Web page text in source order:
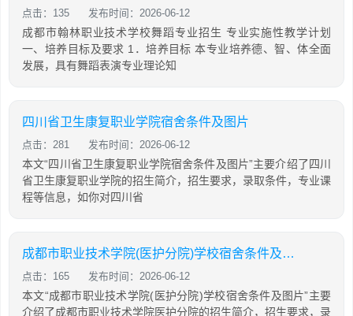
点击：135 发布时间：2026-06-12
成都市翰林职业技术学校舞蹈专业招生 专业实施性教学计划
一、培养目标及要求 1．培养目标 本专业培养德、智、体全面
发展，具有舞蹈表演专业理论知
四川省卫生康复职业学院宿舍条件及图片
点击：281 发布时间：2026-06-12
本文“四川省卫生康复职业学院宿舍条件及图片”主要介绍了四川
省卫生康复职业学院的招生简介，招生要求，录取条件，专业课
程等信息，如你对四川省
成都市职业技术学院(医护分院)学校宿舍条件及图片
点击：165 发布时间：2026-06-12
本文“成都市职业技术学院(医护分院)学校宿舍条件及图片”主要
介绍了成都市职业技术学院医护分院的招生简介，招生要求，录